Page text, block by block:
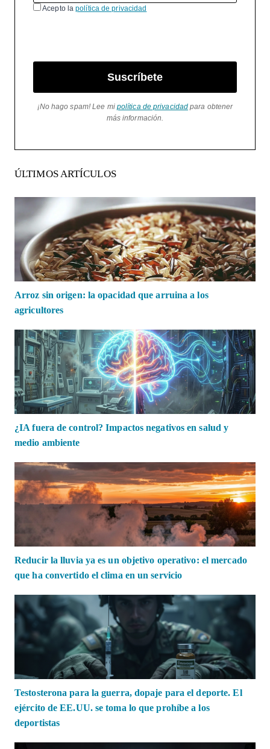
Acepto lapolítica de privacidad
Suscríbete
¡No hago spam! Lee mi política de privacidad para obtener
más información.
ÚLTIMOS ARTÍCULOS
Arroz sin origen: la opacidad que arruina a los
agricultores
¿IA fuera de control? Impactos negativos en salud y
medio ambiente
Reducir la lluvia ya es un objetivo operativo: el mercado
que ha convertido el clima en un servicio
Testosterona para la guerra, dopaje para el deporte. El
ejército de EE.UU. se toma lo que prohíbe a los
deportistas